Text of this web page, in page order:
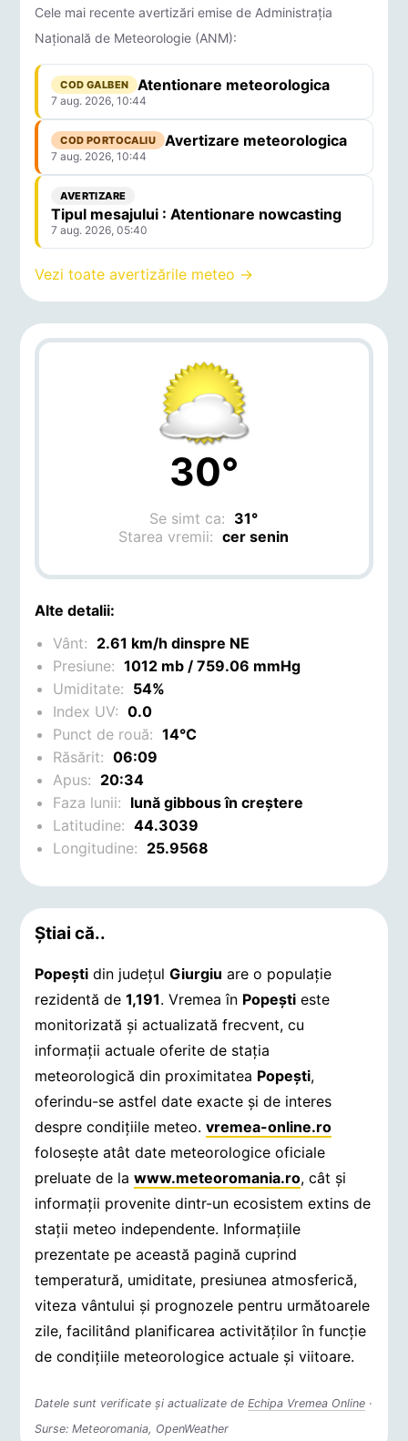
Cele mai recente avertizări emise de Administrația
Națională de Meteorologie (ANM):
COD GALBEN Atentionare meteorologica
7 aug. 2026, 10:44
COD PORTOCALIU Avertizare meteorologica
7 aug. 2026, 10:44
AVERTIZARE
Tipul mesajului : Atentionare nowcasting
7 aug. 2026, 05:40
Vezi toate avertizările meteo →
30°
Se simt ca: 31°
Starea vremii:cer senin
Alte detalii:
Vânt: 2.61 km/h dinspre NE
Presiune:1012 mb / 759.06 mmHg
Umiditate: 54%
Index UV:0.0
Punct de rouă:14°C
Răsărit:06:09
Apus: 20:34
Faza lunii: lună gibbous în creștere
Latitudine:44.3039
Longitudine: 25.9568
Știai că..
Popeşti din județulGiurgiu are o populație
rezidentă de1,191. Vremea în Popeşti este
monitorizată și actualizată frecvent, cu
informații actuale oferite de stația
meteorologică din proximitatea Popeşti,
oferindu-se astfel date exacte și de interes
despre condițiile meteo.vremea-online.ro
folosește atât date meteorologice oficiale
preluate de lawww.meteoromania.ro, cât și
informații provenite dintr-un ecosistem extins de
stații meteo independente. Informațiile
prezentate pe această pagină cuprind
temperatură, umiditate, presiunea atmosferică,
viteza vântului și prognozele pentru următoarele
zile, facilitând planificarea activităților în funcție
de condițiile meteorologice actuale și viitoare.
Datele sunt verificate și actualizate deEchipa Vremea Online ·
Surse: Meteoromania, OpenWeather